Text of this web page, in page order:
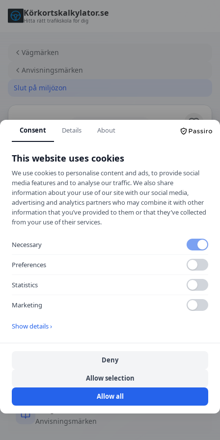
Körkortskalkylator.se
Hitta rätt trafikskola för dig
Vägmärken
Anvisningsmärken
Slut på miljözon
E32 Anvisningsmärken
Slut på miljözon
Snabbfakta
Rektangulär eller kvadratisk
Blå bakgrund, vita symboler
Anvisningsmärken
Consent Details About
This website uses cookies
We use cookies to personalise content and ads, to provide social
media features and to analyse our traffic. We also share
information about your use of our site with our social media,
advertising and analytics partners who may combine it with other
information that you’ve provided to them or that they’ve collected
from your use of their services.
Necessary
Preferences
Statistics
Marketing
Show details ›
Deny
Allow selection
Allow all